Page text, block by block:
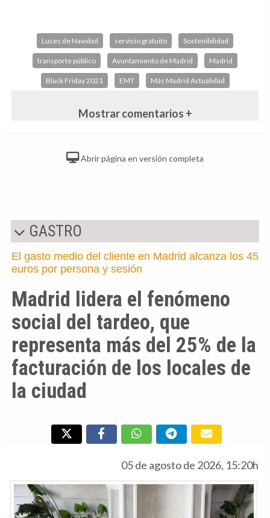
Luces de Navidad servicio gratuito Sostenibilidad
transporte público Ayuntamiento de Madrid Madrid
Black Friday 2021 EMT Más Madrid Actualidad
Mostrar comentarios +
Abrir página en versión completa
GASTRO
El gasto medio del cliente en Madrid alcanza los 45
euros por persona y sesión
Madrid lidera el fenómeno
social del tardeo, que
representa más del 25% de la
facturación de los locales de
la ciudad
05 de agosto de 2026, 15:20h